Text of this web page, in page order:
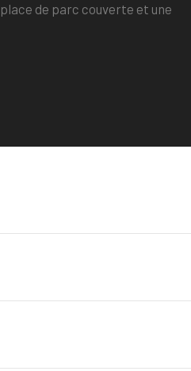
de parc couverte et une